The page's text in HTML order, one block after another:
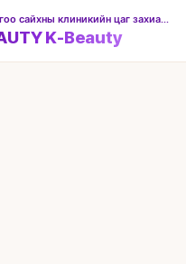
K-Beauty